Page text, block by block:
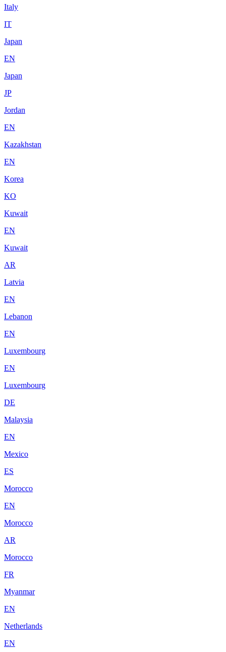
Italy
IT
Japan
EN
Japan
JP
Jordan
EN
Kazakhstan
EN
Korea
KO
Kuwait
EN
Kuwait
AR
Latvia
EN
Lebanon
EN
Luxembourg
EN
Luxembourg
DE
Malaysia
EN
Mexico
ES
Morocco
EN
Morocco
AR
Morocco
FR
Myanmar
EN
Netherlands
EN